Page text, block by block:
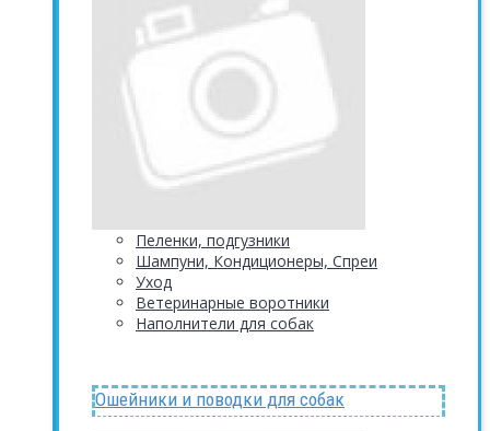
Пеленки, подгузники
Шампуни, Кондиционеры, Спреи
Уход
Ветеринарные воротники
Наполнители для собак
Ошейники и поводки для собак